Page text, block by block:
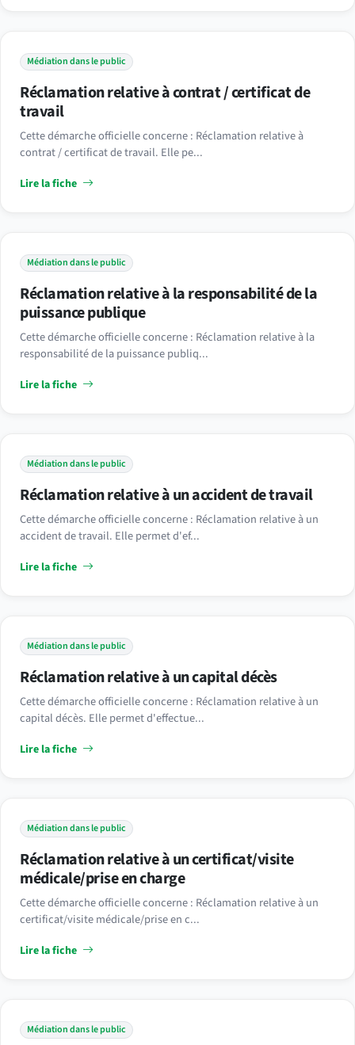
Médiation dans le public
Réclamation relative à contrat / certificat de
travail
Cette démarche officielle concerne : Réclamation relative à
contrat / certificat de travail. Elle pe...
Lire la fiche
Médiation dans le public
Réclamation relative à la responsabilité de la
puissance publique
Cette démarche officielle concerne : Réclamation relative à la
responsabilité de la puissance publiq...
Lire la fiche
Médiation dans le public
Réclamation relative à un accident de travail
Cette démarche officielle concerne : Réclamation relative à un
accident de travail. Elle permet d'ef...
Lire la fiche
Médiation dans le public
Réclamation relative à un capital décès
Cette démarche officielle concerne : Réclamation relative à un
capital décès. Elle permet d'effectue...
Lire la fiche
Médiation dans le public
Réclamation relative à un certificat/visite
médicale/prise en charge
Cette démarche officielle concerne : Réclamation relative à un
certificat/visite médicale/prise en c...
Lire la fiche
Médiation dans le public